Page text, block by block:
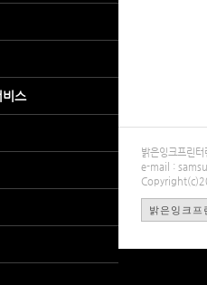
밝은잉크프
e-mail :
밝은잉크프